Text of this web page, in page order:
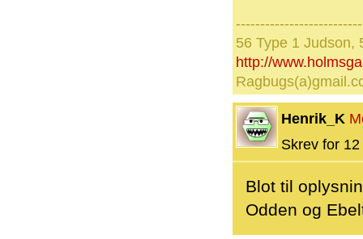
56 Type 1 Judson,
http://
Henrik_K
Skrev for
Blot til
Odden og